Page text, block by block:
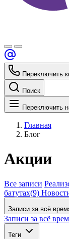
Переключить
Поиск
Переключить
Главная
Блог
Акции
Все записи
батутах(9)
Записи за всё
Записи за всё
Теги